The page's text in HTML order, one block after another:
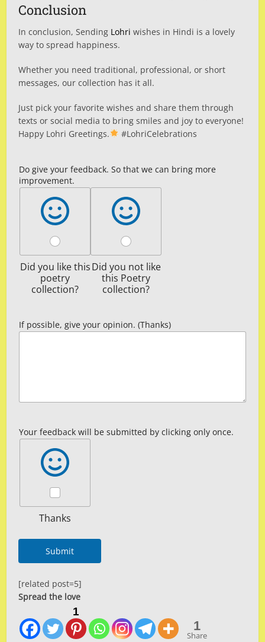
Conclusion
In conclusion, Sending Lohri wishes in Hindi is a lovely
way to spread happiness.
Whether you need traditional, professional, or short
messages, our collection has it all.
Just pick your favorite wishes and share them through
texts or social media to bring smiles and joy to everyone!
Happy Lohri Greetings.
#LohriCelebrations
Do give your feedback. So that we can bring more
improvement.
Did you like this
poetry
collection?
Did you not like
this Poetry
collection?
If possible, give your opinion. (Thanks)
Your feedback will be submitted by clicking only once.
Thanks
Submit
[related post=5]
Spread the love
1
1
Share